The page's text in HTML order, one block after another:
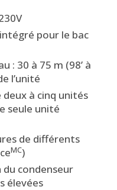
pour le bac
: 30 à 75 m (98’ à
l’unité
à cinq unités
seule unité
de différents
MC)
condenseur
élevées